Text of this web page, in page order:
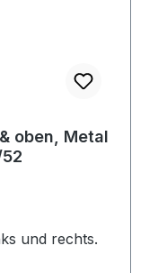
oben, Metal
und rechts.